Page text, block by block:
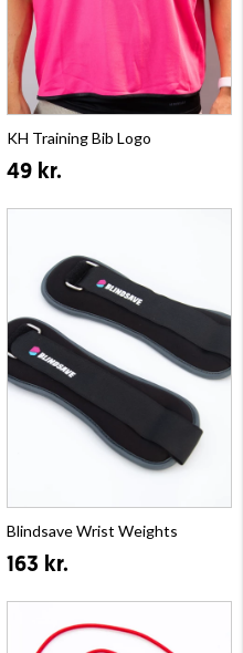
KH Training Bib Logo
49 kr.
Blindsave Wrist Weights
163 kr.